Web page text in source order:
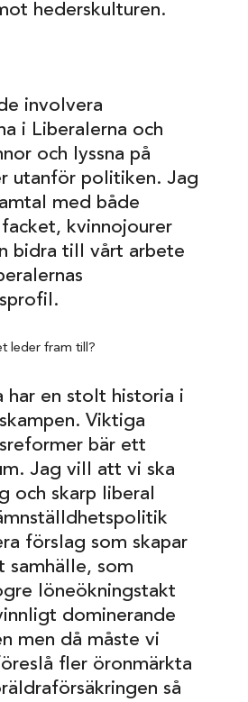
hederskulturen.
involvera
i Liberalerna och
och lyssna på
utanför politiken. Jag
med både
kvinnojourer
bidra till vårt arbete
leder fram till?
har en stolt historia i
Viktiga
bär ett
Jag vill att vi ska
och skarp liberal
förslag som skapar
samhälle, som
löneökningstakt
dominerande
men då måste vi
fler öronmärkta
så